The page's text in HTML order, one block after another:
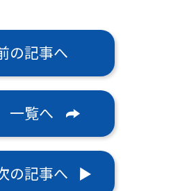
の記事へ
一覧へ
の記事へ